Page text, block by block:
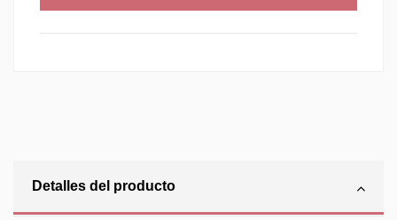
Detalles del producto